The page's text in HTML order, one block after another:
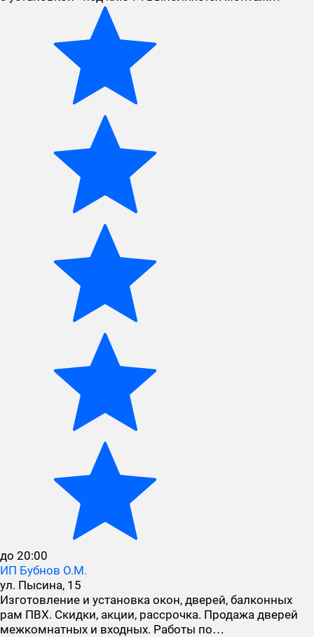
до 20:00
ИП Бубнов О.М.
ул. Пысина, 15
Изготовление и установка окон, дверей, балконных
рам ПВХ. Скидки, акции, рассрочка. Продажа дверей
межкомнатных и входных. Работы по…